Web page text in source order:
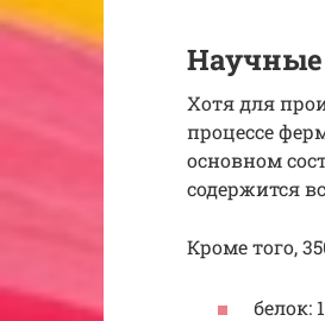
Хотя для
процессе
основном
содержится
Кроме того,
белок: